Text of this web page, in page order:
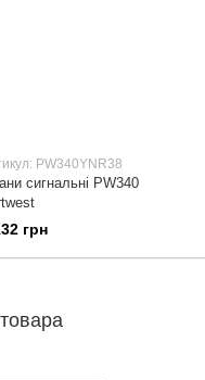
PW340YNR38
сигнальні PW340
грн